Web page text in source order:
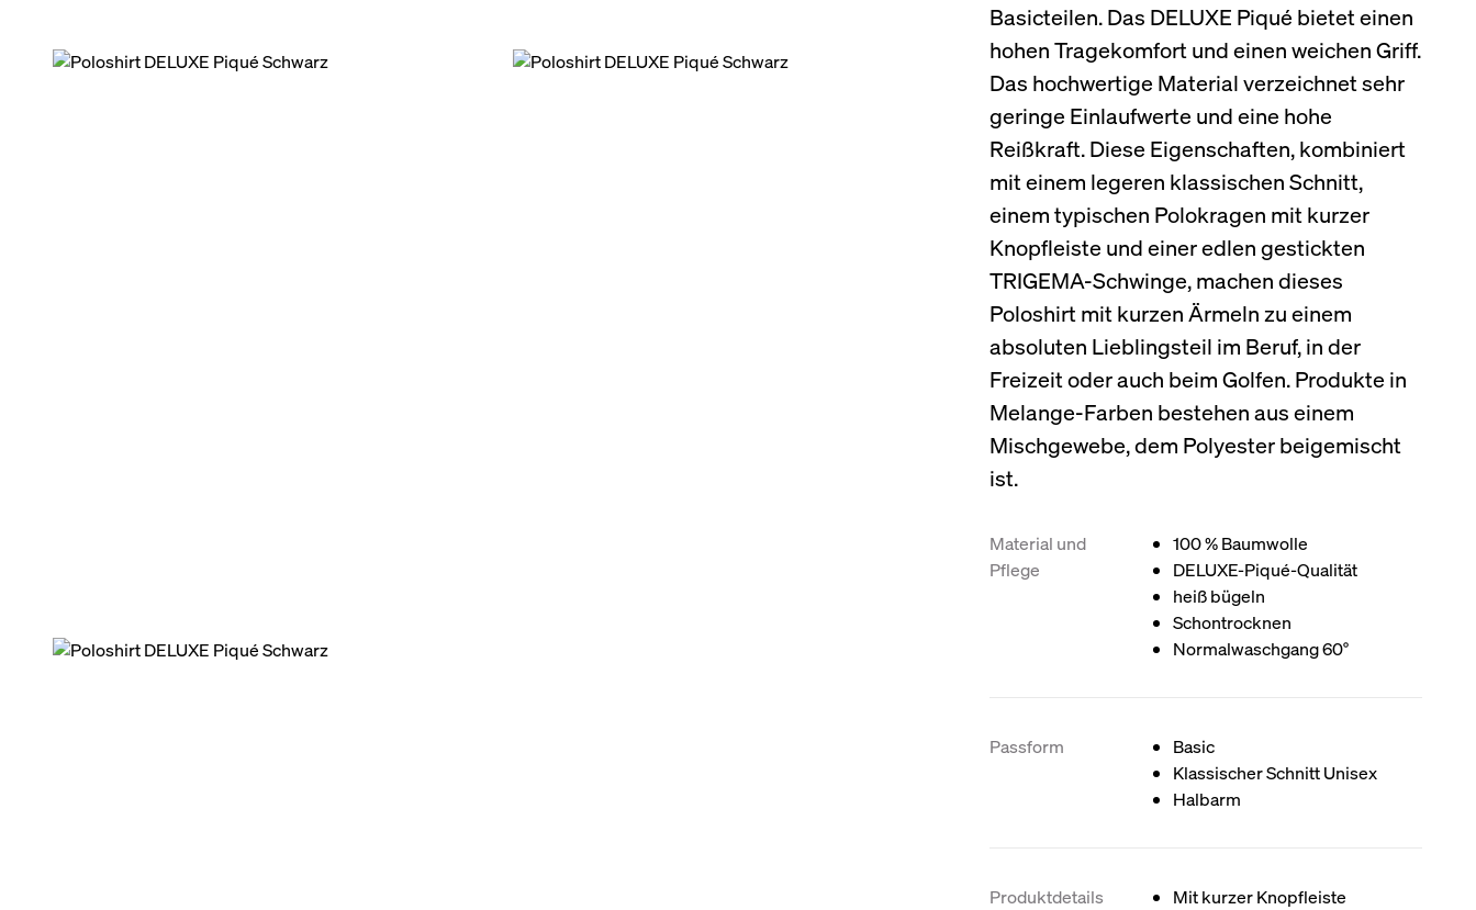
Basicteilen. Das DELUXE Piqué bietet einen
hohen Tragekomfort und einen weichen Griff.
Das hochwertige Material verzeichnet sehr
geringe Einlaufwerte und eine hohe
Reißkraft. Diese Eigenschaften, kombiniert
mit einem legeren klassischen Schnitt,
einem typischen Polokragen mit kurzer
Knopfleiste und einer edlen gestickten
TRIGEMA-Schwinge, machen dieses
Poloshirt mit kurzen Ärmeln zu einem
absoluten Lieblingsteil im Beruf, in der
Freizeit oder auch beim Golfen. Produkte in
Melange-Farben bestehen aus einem
Mischgewebe, dem Polyester beigemischt
ist.
Material und
Pflege
100 % Baumwolle
DELUXE-Piqué-Qualität
heiß bügeln
Schontrocknen
Normalwaschgang 60°
Passform
Basic
Klassischer Schnitt Unisex
Halbarm
Produktdetails
Mit kurzer Knopfleiste